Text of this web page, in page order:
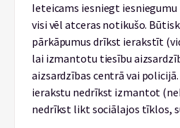
Ieteicams iesniegt
visi vēl atceras notikušo.
pārkāpumus drīkst ierakstīt
lai izmantotu tiesību
aizsardzības centrā vai
ierakstu nedrīkst izmantot
nedrīkst likt sociālajos tīklos,